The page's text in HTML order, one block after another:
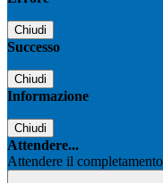
Chiudi
Successo
Chiudi
Informazione
Chiudi
Attendere...
Attendere il